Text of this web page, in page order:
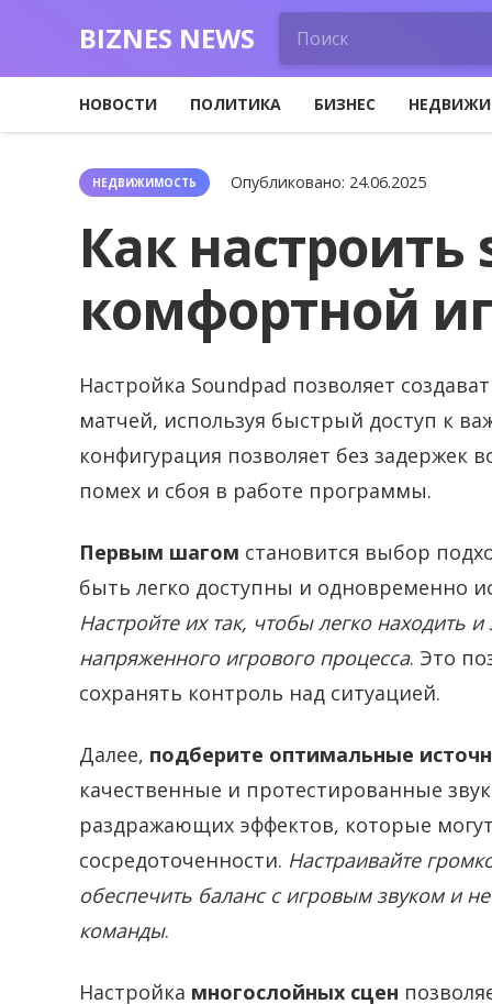
BIZNES NEWS
НОВОСТИ ПОЛИТИКА БИЗНЕС
НЕДВИЖИМОСТЬ Опубликовано: 24.06.2025
Как
комфортной
Настройка Soundpad позволяет
матчей, используя быстрый доступ к
конфигурация позволяет без задержек
помех и сбоя в работе программы.
Первым шагом становится выбор
быть легко доступны и одновременно
Настройте их так, чтобы легко находить
напряженного игрового процесса. Это
сохранять контроль над ситуацией.
Далее, подберите оптимальные
качественные и протестированные
раздражающих эффектов, которые
сосредоточенности. Настраивайте
обеспечить баланс с игровым звуком и
команды.
Настройка многослойных сцен